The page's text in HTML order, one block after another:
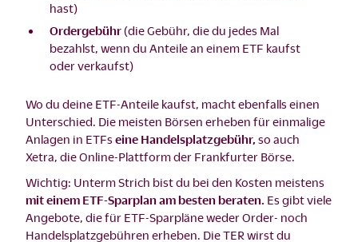
hast)
Ordergebühr(die Gebühr, die du jedes Mal
bezahlst, wenn du Anteile an einem ETF kaufst
oder verkaufst)
Wo du deine ETF-Anteile kaufst, macht ebenfalls einen
Unterschied. Die meisten Börsen erheben für einmalige
Anlagen in ETFs eine Handelsplatzgebühr, so auch
Xetra, die Online-Plattform der Frankfurter Börse.
Wichtig: Unterm Strich bist du bei den Kosten meistens
mit einem ETF-Sparplan am besten beraten. Es gibt viele
Angebote, die für ETF-Sparpläne weder Order- noch
Handelsplatzgebühren erheben. Die TER wirst du